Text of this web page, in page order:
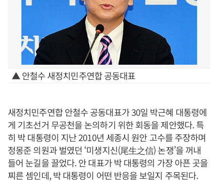
▲ 안철수 새정치민주연합 공동대표
새정치민주연합 안철수 공동대표가 30일 박근혜 대통령에
게 기초선거 무공천을 논의하기 위한 회동을 제안했다. 특
히 박 대통령이 지난 2010년 세종시 원안 고수를 주장하며
정몽준 의원과 벌였던 ‘미생지신(尾生之信) 논쟁’을 꺼내
들어 눈길을 끌었다. 안 대표가 박 대통령의 가장 아픈 곳을
찌른 셈인데, 박 대통령이 어떤 반응을 보일지 주목된다.